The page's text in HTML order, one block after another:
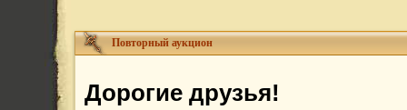
Повторный аукцион
Дорогие друзья!